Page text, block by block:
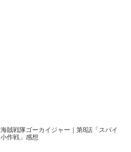
海賊戦隊ゴーカイジャー｜第8話「スパイ
小作戦」感想